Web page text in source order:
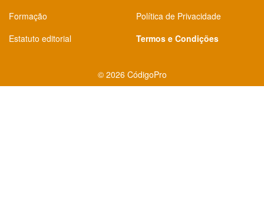
Formação
Estatuto editorial
Política de Privacidade
Termos e Condições
© 2026 CódigoPro